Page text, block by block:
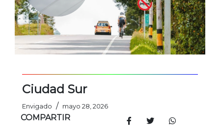
Ciudad Sur
Envigado / mayo 28, 2026
COMPARTIR